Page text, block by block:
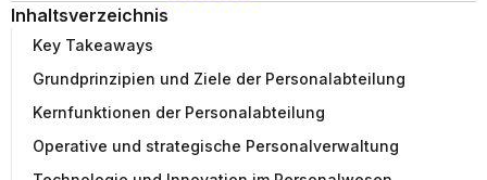
Inhaltsverzeichnis
Key Takeaways
Grundprinzipien und Ziele der Personalabteilung
Kernfunktionen der Personalabteilung
Operative und strategische Personalverwaltung